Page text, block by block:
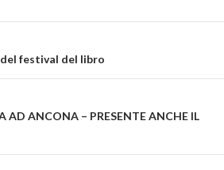
festival del libro
ANCONA – PRESENTE ANCHE IL